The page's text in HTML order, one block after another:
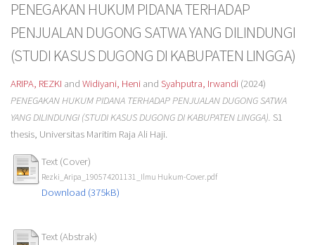
PENEGAKAN HUKUM PIDANA TERHADAP
PENJUALAN DUGONG SATWA YANG DILINDUNGI
(STUDI KASUS DUGONG DI KABUPATEN LINGGA)
ARIPA, REZKI and Widiyani, Heniand Syahputra, Irwandi(2024)
PENEGAKAN HUKUM PIDANA TERHADAP PENJUALAN DUGONG SATWA
YANG DILINDUNGI (STUDI KASUS DUGONG DI KABUPATEN LINGGA). S1
thesis, Universitas Maritim Raja Ali Haji.
Text (Cover)
Rezki_Aripa_190574201131_Ilmu Hukum-Cover.pdf
Download (375kB)
Text (Abstrak)